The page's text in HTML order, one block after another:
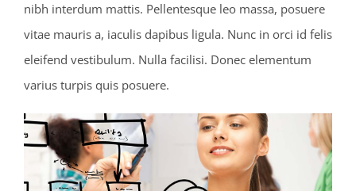
nibh interdum mattis. Pellentesque leo massa, posuere
vitae mauris a, iaculis dapibus ligula. Nunc in orci id felis
eleifend vestibulum. Nulla facilisi. Donec elementum
varius turpis quis posuere.